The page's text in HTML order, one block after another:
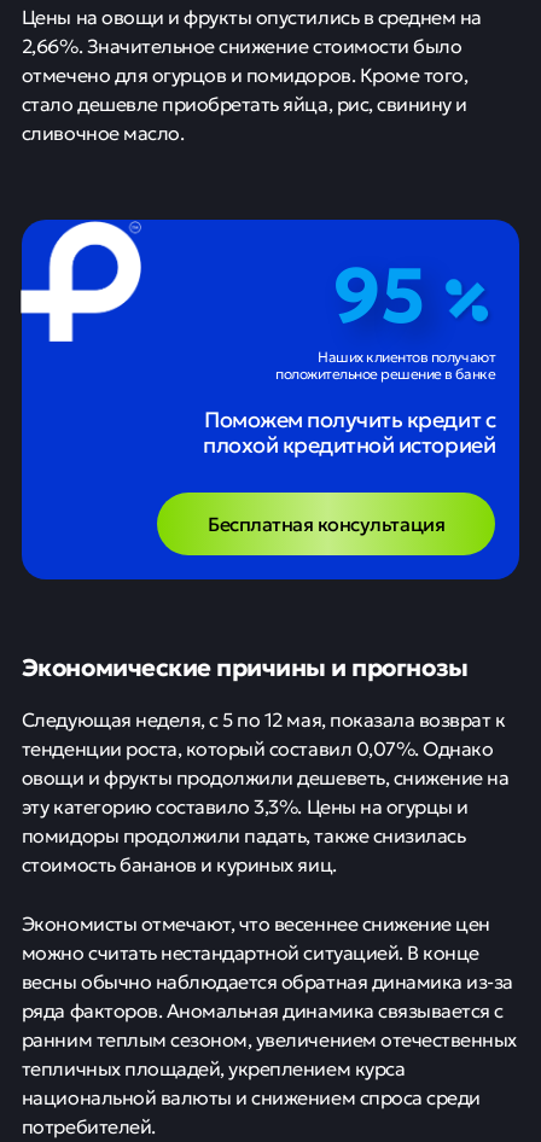
Цены на овощи и фрукты опустились в среднем на
2,66%. Значительное снижение стоимости было
отмечено для огурцов и помидоров. Кроме того,
стало дешевле приобретать яйца, рис, свинину и
сливочное масло.
95
Наших клиентов получают
положительное решение в банке
Поможем получить кредит с
плохой кредитной историей
Бесплатная консультация
Экономические причины и прогнозы
Следующая неделя, с 5 по 12 мая, показала возврат к
тенденции роста, который составил 0,07%. Однако
овощи и фрукты продолжили дешеветь, снижение на
эту категорию составило 3,3%. Цены на огурцы и
помидоры продолжили падать, также снизилась
стоимость бананов и куриных яиц.
Экономисты отмечают, что весеннее снижение цен
можно считать нестандартной ситуацией. В конце
весны обычно наблюдается обратная динамика из-за
ряда факторов. Аномальная динамика связывается с
ранним теплым сезоном, увеличением отечественных
тепличных площадей, укреплением курса
национальной валюты и снижением спроса среди
потребителей.